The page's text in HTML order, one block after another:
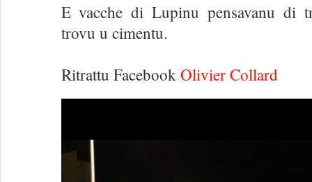
E vacche di Lupinu pensavanu di
trovu u cimentu.
Ritrattu Facebook Olivier Collard